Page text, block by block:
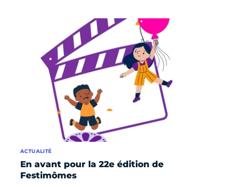
En avant pour la 22e édition de
Festimômes
ACTUALITÉ